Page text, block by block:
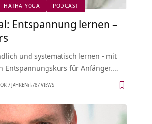
HATHA YOGA PODCAST
Entspannung lernen –
und systematisch lernen - mit
Entspannungskurs für Anfänger.…
7 JAHREN 787 VIEWS